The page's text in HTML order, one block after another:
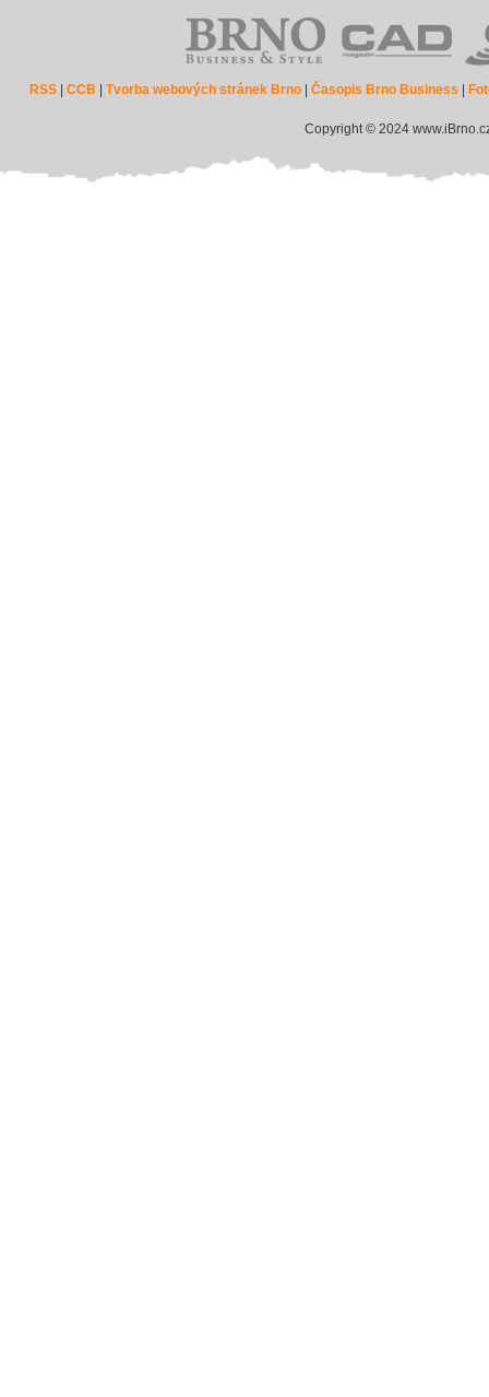
RSS |CCB |Tvorba webových stránek Brno |Časopis Brno Business
Copyright © 2024